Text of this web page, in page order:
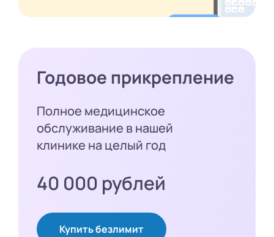
Годовое прикрепление
Полное медицинское
обслуживание в нашей
клинике на целый год
40 000 рублей
Купить безлимит